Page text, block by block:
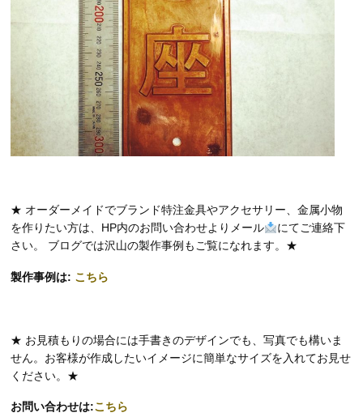
★ オーダーメイドでブランド特注金具やアクセサリー、金属小物
を作りたい方は、HP内のお問い合わせよりメール
にてご連絡下
さい。 ブログでは沢山の製作事例もご覧になれます。★
製作事例は: こちら
★ お見積もりの場合には手書きのデザインでも、写真でも構いま
せん。お客様が作成したいイメージに簡単なサイズを入れてお見せ
ください。★
お問い合わせは:こちら